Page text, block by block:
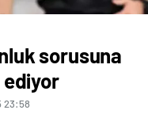
sorusuna
ediyor
23:58